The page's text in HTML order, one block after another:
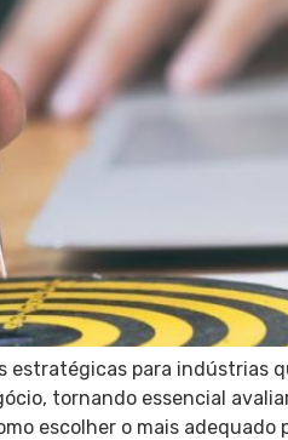
estratégicas para
tornando essencial
escolher o mais adequado